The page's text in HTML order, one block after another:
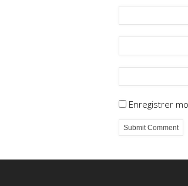
Enregistrer